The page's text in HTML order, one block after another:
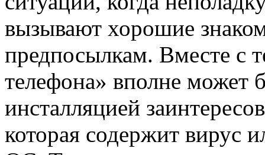
вызывают хорошие
предпосылкам. Вместе с
телефона» вполне может
инсталляцией
которая содержит вирус